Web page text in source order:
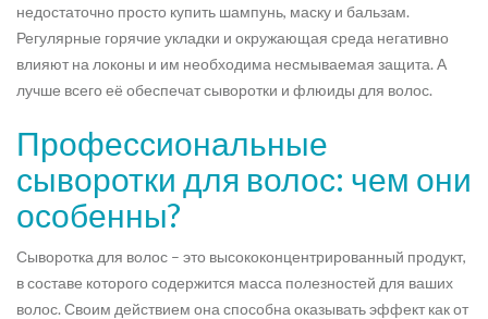
недостаточно просто купить шампунь, маску и бальзам.
Регулярные горячие укладки и окружающая среда негативно
влияют на локоны и им необходима несмываемая защита. А
лучше всего её обеспечат сыворотки и флюиды для волос.
Профессиональные
сыворотки для волос: чем они
особенны?
Сыворотка для волос – это высококонцентрированный продукт,
в составе которого содержится масса полезностей для ваших
волос. Своим действием она способна оказывать эффект как от